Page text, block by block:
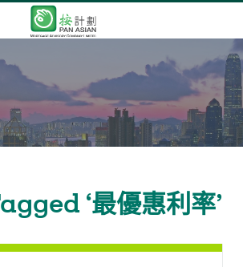
‘最優惠利率’